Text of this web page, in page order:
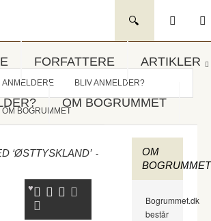
FORFATTERE ARTIKLER
OM BOGRUMMET
ANMELDERE BLIV ANMELDER?
OM BOGRUMMET
‘ØSTTYSKLAND’ -
OM
BOGRUMMET
Bogrummet.dk
består